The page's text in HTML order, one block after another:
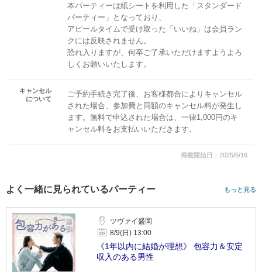
本パーティーは紙シートを利用した「スタンダード
パーティー」となっており、
アピールタイムで受け取った「いいね」は会員ラン
クには反映されません。
恐れ入りますが、何卒ご了承いただけますようよろ
しくお願いいたします。
キャンセル
について
ご予約手続き完了後、お客様都合によりキャンセル
された場合、参加費と同額のキャンセル料が発生し
ます。無料で申込された場合は、一律1,000円のキ
ャンセル料をお支払いいただきます。
掲載開始日：2025/5/16
よく一緒に見られているパーティー もっと見る
ツヴァイ盛岡
8/9(日) 13:00
《1年以内に結婚が理想》 包容力＆安定
収入のある男性